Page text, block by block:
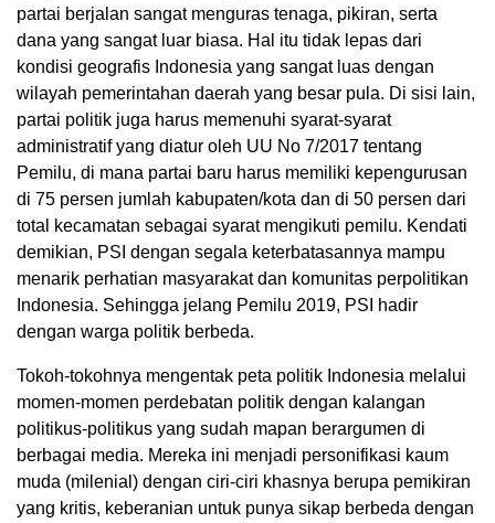
partai berjalan sangat menguras tenaga, pikiran, serta
dana yang sangat luar biasa. Hal itu tidak lepas dari
kondisi geografis Indonesia yang sangat luas dengan
wilayah pemerintahan daerah yang besar pula. Di sisi lain,
partai politik juga harus memenuhi syarat-syarat
administratif yang diatur oleh UU No 7/2017 tentang
Pemilu, di mana partai baru harus memiliki kepengurusan
di 75 persen jumlah kabupaten/kota dan di 50 persen dari
total kecamatan sebagai syarat mengikuti pemilu. Kendati
demikian, PSI dengan segala keterbatasannya mampu
menarik perhatian masyarakat dan komunitas perpolitikan
Indonesia. Sehingga jelang Pemilu 2019, PSI hadir
dengan warga politik berbeda.
Tokoh-tokohnya mengentak peta politik Indonesia melalui
momen-momen perdebatan politik dengan kalangan
politikus-politikus yang sudah mapan berargumen di
berbagai media. Mereka ini menjadi personifikasi kaum
muda (milenial) dengan ciri-ciri khasnya berupa pemikiran
yang kritis, keberanian untuk punya sikap berbeda dengan